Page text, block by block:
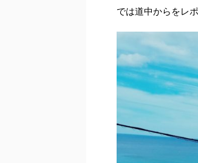
では道中からをレ